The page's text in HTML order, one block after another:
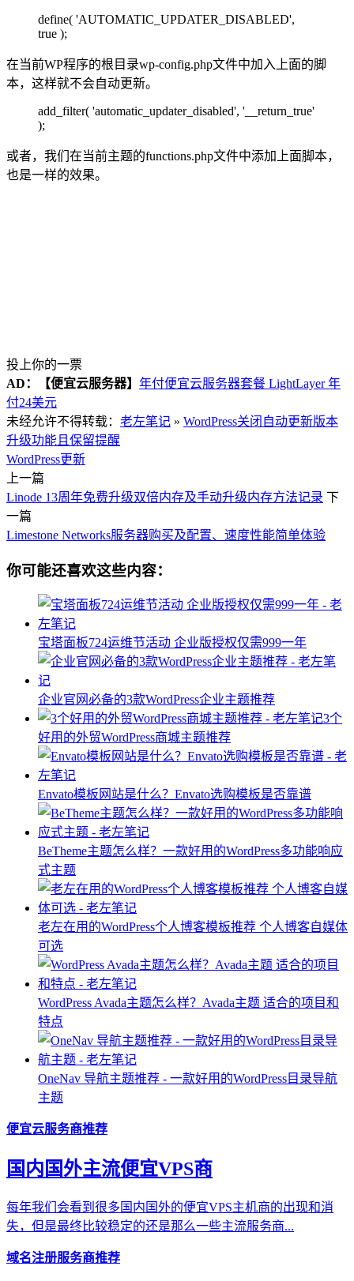
define( 'AUTOMATIC_UPDATER_DISABLED',
true );
在当前WP程序的根目录wp-config.php文件中加入上面的脚
本，这样就不会自动更新。
add_filter( 'automatic_updater_disabled', '__return_true'
);
或者，我们在当前主题的functions.php文件中添加上面脚本，
也是一样的效果。
投上你的一票
AD：
【便宜云服务器】 年付便宜云服务器套餐 LightLayer 年
付24美元
未经允许不得转载： 老左笔记 » WordPress关闭自动更新版本
升级功能且保留提醒
WordPress更新
上一篇
Linode 13周年免费升级双倍内存及手动升级内存方法记录 下
一篇
Limestone Networks服务器购买及配置、速度性能简单体验
你可能还喜欢这些内容：
宝塔面板724运维节活动 企业版授权仅需999一年
企业官网必备的3款WordPress企业主题推荐
3个
好用的外贸WordPress商城主题推荐
Envato模板网站是什么？Envato选购模板是否靠谱
BeTheme主题怎么样？一款好用的WordPress多功能响应
式主题
老左在用的WordPress个人博客模板推荐 个人博客自媒体
可选
WordPress Avada主题怎么样？Avada主题 适合的项目和
特点
OneNav 导航主题推荐 - 一款好用的WordPress目录导航
主题
便宜云服务商推荐
国内国外主流便宜VPS商
每年我们会看到很多国内国外的便宜VPS主机商的出现和消
失，但是最终比较稳定的还是那么一些主流服务商...
域名注册服务商推荐